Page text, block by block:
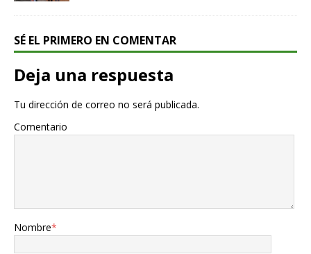
SÉ EL PRIMERO EN COMENTAR
Deja una respuesta
Tu dirección de correo no será publicada.
Comentario
Nombre*